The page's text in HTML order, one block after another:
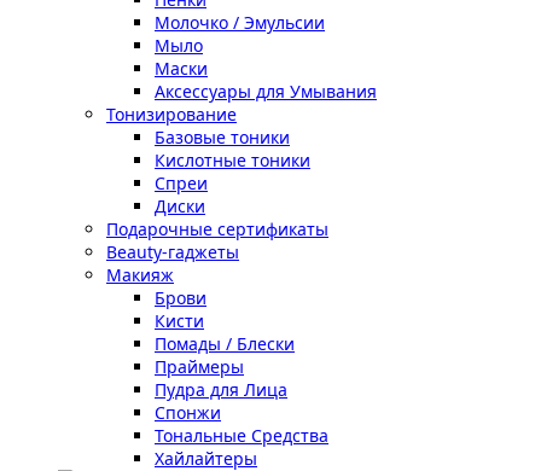
Молочко / Эмульсии
Мыло
Маски
Аксессуары для Умывания
Тонизирование
Базовые тоники
Кислотные тоники
Спреи
Диски
Подарочные сертификаты
Beauty-гаджеты
Макияж
Брови
Кисти
Помады / Блески
Праймеры
Пудра для Лица
Спонжи
Тональные Средства
Хайлайтеры